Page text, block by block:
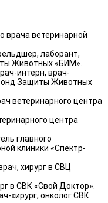
врача ветеринарной
лаборант,
Животных «БИМ».
интерн, врач-
Защиты Животных
ветеринарного центра
центра
главного
клиники «Спектр-
хирург в СВЦ
в СВК «Свой Доктор».
хирург, онколог СВК